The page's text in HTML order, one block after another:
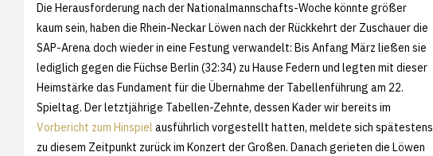
Die Herausforderung nach der Nationalmannschafts-Woche könnte größer
kaum sein, haben die Rhein-Neckar Löwen nach der Rückkehrt der Zuschauer die
SAP-Arena doch wieder in eine Festung verwandelt: Bis Anfang März ließen sie
lediglich gegen die Füchse Berlin (32:34) zu Hause Federn und legten mit dieser
Heimstärke das Fundament für die Übernahme der Tabellenführung am 22.
Spieltag. Der letztjährige Tabellen-Zehnte, dessen Kader wir bereits im
Vorbericht zum Hinspiel ausführlich vorgestellt hatten, meldete sich spätestens
zu diesem Zeitpunkt zurück im Konzert der Großen. Danach gerieten die Löwen